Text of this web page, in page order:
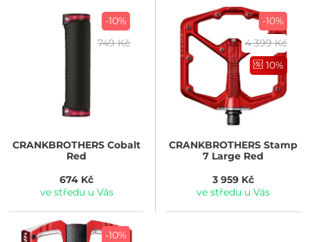
-10%
749 Kč
CRANKBROTHERS Cobalt
Red
674 Kč
ve středu u Vás
-10%
4 399 Kč
10%
CRANKBROTHERS Stamp
7 Large Red
3 959 Kč
ve středu u Vás
-10%